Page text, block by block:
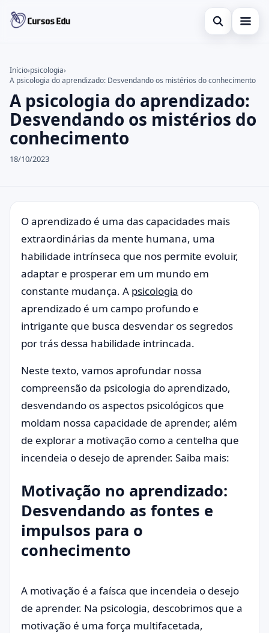
Abrir busca
Inglês
Idiomas
espanhol
Buscar no site
Buscar por:
Pressione Enter para buscar ou ESC para fechar.
Início›psicologia›
A psicologia do aprendizado: Desvendando os mistérios do conhecimento
A psicologia do aprendizado:
Desvendando os mistérios do
conhecimento
18/10/2023
O aprendizado é uma das capacidades mais
extraordinárias da mente humana, uma
habilidade intrínseca que nos permite evoluir,
adaptar e prosperar em um mundo em
constante mudança. A psicologia do
aprendizado é um campo profundo e
intrigante que busca desvendar os segredos
por trás dessa habilidade intrincada.
Neste texto, vamos aprofundar nossa
compreensão da psicologia do aprendizado,
desvendando os aspectos psicológicos que
moldam nossa capacidade de aprender, além
de explorar a motivação como a centelha que
incendeia o desejo de aprender. Saiba mais:
Motivação no aprendizado:
Desvendando as fontes e
impulsos para o
conhecimento
A motivação é a faísca que incendeia o desejo
de aprender. Na psicologia, descobrimos que a
motivação é uma força multifacetada,